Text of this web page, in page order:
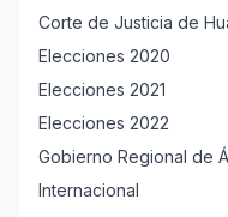
Corte de Justicia de
Elecciones 2020
Elecciones 2021
Elecciones 2022
Gobierno Regional de
Internacional